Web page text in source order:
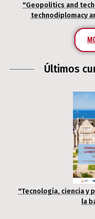
"Geopolitics and
technodiplomacy
Últimos
"Tecnología, ciencia y
la